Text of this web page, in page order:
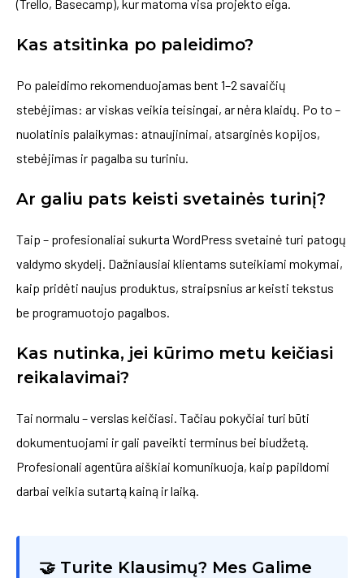
(Trello, Basecamp), kur matoma visa projekto eiga.
Kas atsitinka po paleidimo?
Po paleidimo rekomenduojamas bent 1–2 savaičių
stebėjimas: ar viskas veikia teisingai, ar nėra klaidų. Po to –
nuolatinis palaikymas: atnaujinimai, atsarginės kopijos,
stebėjimas ir pagalba su turiniu.
Ar galiu pats keisti svetainės turinį?
Taip – profesionaliai sukurta WordPress svetainė turi patogų
valdymo skydelį. Dažniausiai klientams suteikiami mokymai,
kaip pridėti naujus produktus, straipsnius ar keisti tekstus
be programuotojo pagalbos.
Kas nutinka, jei kūrimo metu keičiasi
reikalavimai?
Tai normalu – verslas keičiasi. Tačiau pokyčiai turi būti
dokumentuojami ir gali paveikti terminus bei biudžetą.
Profesionali agentūra aiškiai komunikuoja, kaip papildomi
darbai veikia sutartą kainą ir laiką.
🤝 Turite Klausimų? Mes Galime